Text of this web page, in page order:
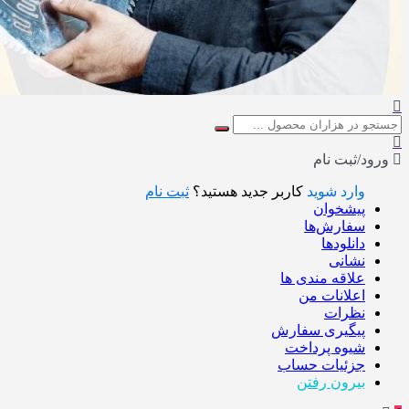
ورود/ثبت نام
وارد شوید کاربر جدید هستید؟ ثبت نام
پیشخوان
سفارش‌ها
دانلودها
نشانی
علاقه مندی ها
اعلانات من
نظرات
پیگیری سفارش
شیوه پرداخت
جزئیات حساب
بیرون رفتن